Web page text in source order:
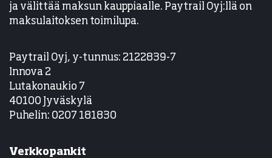
ja välittää maksun kauppiaalle. Paytrail Oyj:llä on
maksulaitoksen toimilupa.
Paytrail Oyj, y-tunnus: 2122839-7
Innova 2
Lutakonaukio 7
40100 Jyväskylä
Puhelin: 0207 181830
Verkkopankit